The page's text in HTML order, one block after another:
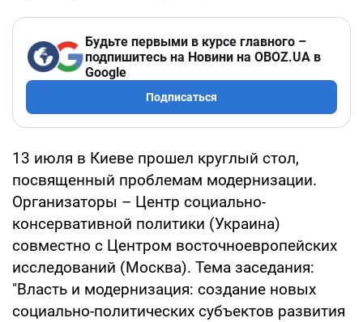
Будьте первыми в курсе главного –
подпишитесь на Новини на OBOZ.UA в
Google
Подписаться
13 июля в Киеве прошел круглый стол,
посвященный проблемам модернизации.
Организаторы – Центр социально-
консервативной политики (Украина)
совместно с Центром восточноевропейских
исследований (Москва). Тема заседания:
"Власть и модернизация: создание новых
социально-политических субъектов развития